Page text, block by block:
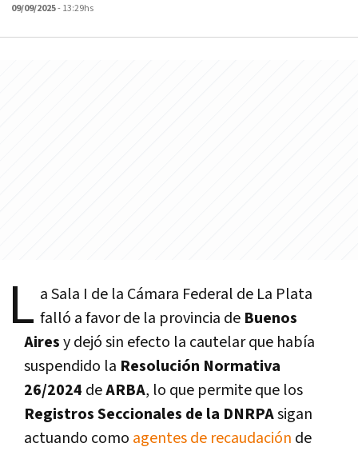
09/09/2025- 13:29hs
L a Sala I de la Cámara Federal de La Plata
falló a favor de la provincia de Buenos
Airesy dejó sin efecto la cautelar que había
suspendido la Resolución Normativa
26/2024 deARBA, lo que permite que los
Registros Seccionales de la DNRPAsigan
actuando como agentes de recaudación de